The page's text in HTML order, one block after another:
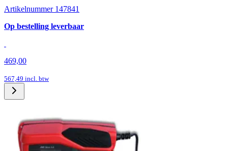
Artikelnummer 147841
Op bestelling leverbaar
469,00
567,49 incl. btw